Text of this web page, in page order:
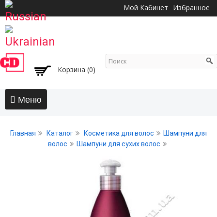
основному
Мой Кабинет Избранное
Корзина (0)
АКЦИИ
Бальзамы и кондиционеры
Воски, пасты, глина, помады для волос
Главная Каталог Косметика для волос
Шампуни для
волос
Шампуни для сухих волос